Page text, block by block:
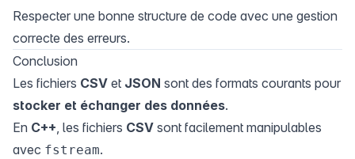
Respecter une bonne structure de code avec une gestion
correcte des erreurs.
Conclusion
Les fichiers CSV et JSON sont des formats courants pour
stocker et échanger des données.
En C++ , les fichiers CSV sont facilement manipulables
avec fstream.